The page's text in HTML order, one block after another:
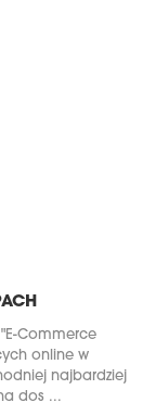
Commerce
online w
najbardziej
dos ...